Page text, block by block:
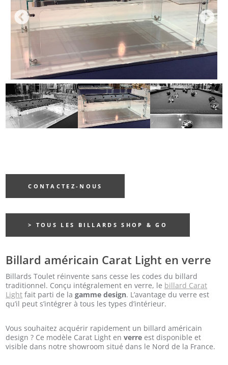
PREVIOUS
CONTACTEZ-NOUS
> TOUS LES BILLARDS SHOP & GO
Billard américain Carat Light en verre
Billards Toulet réinvente sans cesse les codes du billard
traditionnel. Conçu intégralement en verre, le billard Carat
Light fait parti de lagamme design. L’avantage du verre est
qu’il peut s’intégrer à tous les types d’intérieur.
Vous souhaitez acquérir rapidement un billard américain
design ? Ce modèle Carat Light enverre est disponible et
visible dans notre showroom situé dans le Nord de la France.